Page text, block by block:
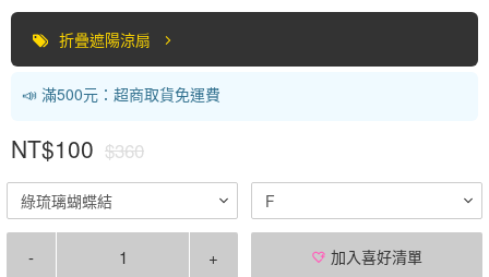
折疊遮陽涼扇
📣 滿500元：超商取貨免運費
NT$100 $360
綠琉璃蝴蝶結 F
- + 加入喜好清單